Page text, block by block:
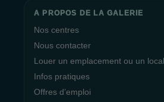
A PROPOS DE LA GALERIE
Nos centres
Nous contacter
Louer un emplacement ou un local
Infos pratiques
Offres d’emploi